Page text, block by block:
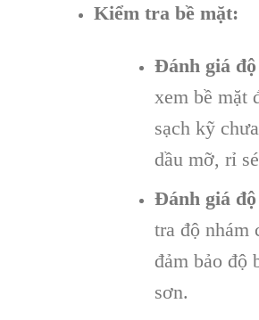
Kiểm tra bề mặt:
Đánh giá độ
xem bề mặt
sạch kỹ
dầu mỡ, rỉ
Đánh giá
tra độ nhám
đảm bảo độ
sơn.